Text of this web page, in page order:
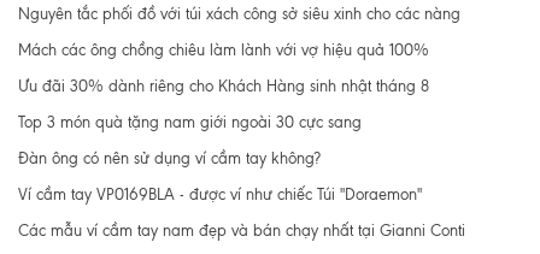
Nguyên tắc phối đồ với túi xách công sở siêu xinh cho các nàng
Mách các ông chồng chiêu làm lành với vợ hiệu quả 100%
Ưu đãi 30% dành riêng cho Khách Hàng sinh nhật tháng 8
Top 3 món quà tặng nam giới ngoài 30 cực sang
Đàn ông có nên sử dụng ví cầm tay không?
Ví cầm tay VP0169BLA - được ví như chiếc Túi "Doraemon"
Các mẫu ví cầm tay nam đẹp và bán chạy nhất tại Gianni Conti